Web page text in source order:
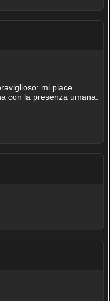
mi piace
con la presenza umana.